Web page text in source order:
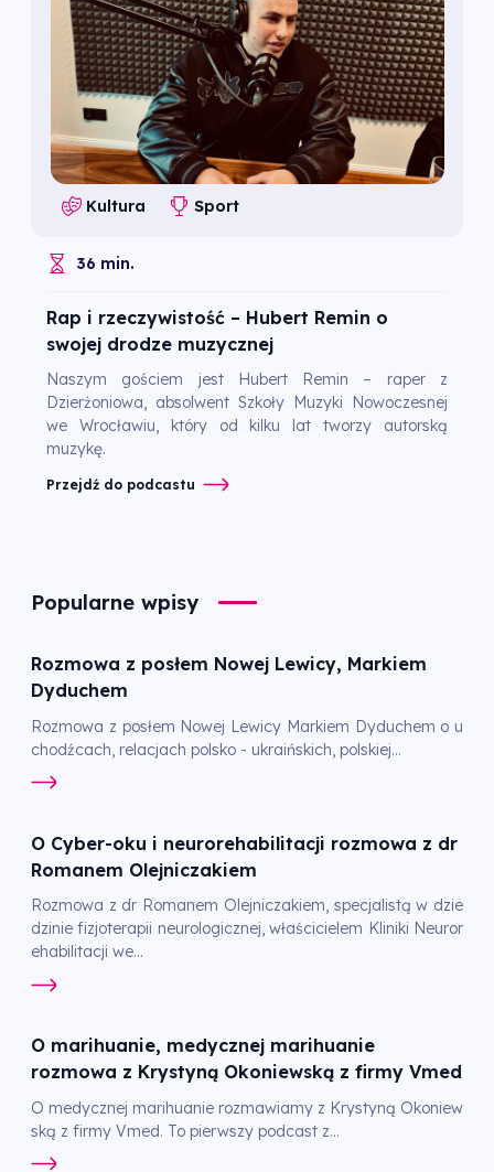
Kultura Sport
36 min.
Rap i rzeczywistość – Hubert Remin o
swojej drodze muzycznej
Naszym gościem jest Hubert Remin – raper z
Dzierżoniowa, absolwent Szkoły Muzyki Nowoczesnej
we Wrocławiu, który od kilku lat tworzy autorską
muzykę.
Przejdź do podcastu
Popularne wpisy
Rozmowa z posłem Nowej Lewicy, Markiem
Dyduchem
Rozmowa z posłem Nowej Lewicy Markiem Dyduchem o u
chodźcach, relacjach polsko - ukraińskich, polskiej...
O Cyber-oku i neurorehabilitacji rozmowa z dr
Romanem Olejniczakiem
Rozmowa z dr Romanem Olejniczakiem, specjalistą w dzie
dzinie fizjoterapii neurologicznej, właścicielem Kliniki Neuror
ehabilitacji we...
O marihuanie, medycznej marihuanie
rozmowa z Krystyną Okoniewską z firmy Vmed
O medycznej marihuanie rozmawiamy z Krystyną Okoniew
ską z firmy Vmed. To pierwszy podcast z...